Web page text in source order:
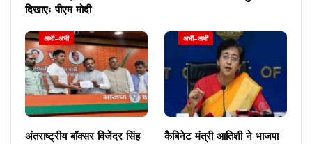
दिखाएः पीएम मोदी
अभी-अभी
अंतराष्ट्रीय बॉक्सर विजेंदर सिंह
अभी-अभी
कैबिनेट मंत्री आतिशी ने भाजपा